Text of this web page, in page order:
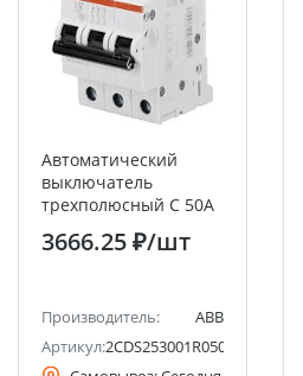
Автоматический
выключатель
трехполюсный C 50А
6кА S203 ABB
3666.25 ₽/шт
Производитель:
ABB
Артикул:2CDS253001R0504